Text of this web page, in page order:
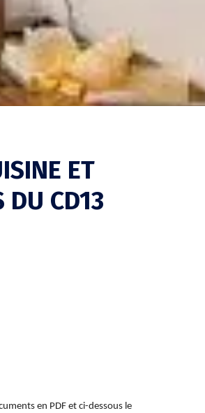
ET
DU CD13
en PDF et ci-dessous le